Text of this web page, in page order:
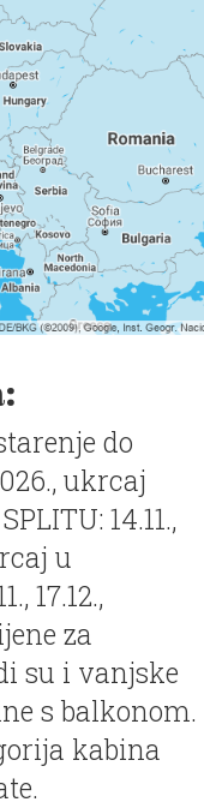
do
ukrcaj
14.11.,
u
17.12.,
za
su i vanjske
s balkonom.
kabina